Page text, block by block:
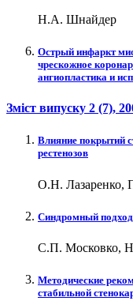
Н.А. Шнайдер
Острый инфаркт
чрескожное
ангиопластика и
Зміст випуску 2 (7),
Влияние покрытий
рестенозов
О.Н. Лазаренко,
Синдромный подход
С.П. Московко,
Методические
стабильной